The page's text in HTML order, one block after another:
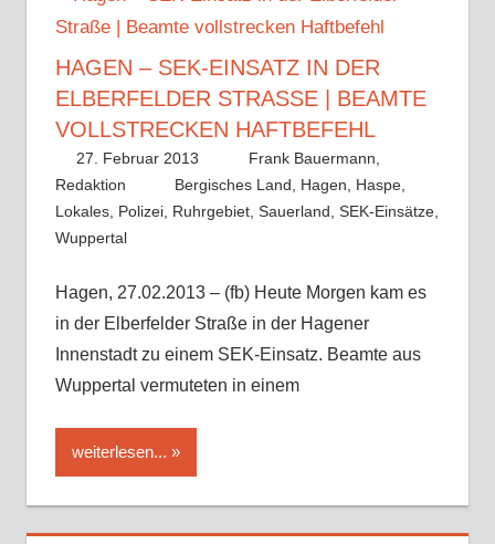
HAGEN – SEK-EINSATZ IN DER
ELBERFELDER STRASSE | BEAMTE V
OLLSTRECKEN HAFTBEFEHL
27. Februar 2013
Frank Bauermann,
Redaktion
Bergisches Land Hagen Haspe
Lokales, Polizei, Ruhrgebiet, Sauerland SEK-Einsätze,
Wuppertal
Hagen, 27.02.2013 – (fb) Heute Morgen kam es
in der Elberfelder Straße in der Hagener
Innenstadt zu einem SEK-Einsatz. Beamte aus
Wuppertal vermuteten in einem
weiterlesen...